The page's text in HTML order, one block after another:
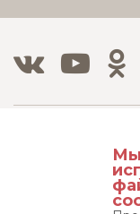
8 800 500 12 63
8 495 215 08 08
Мы